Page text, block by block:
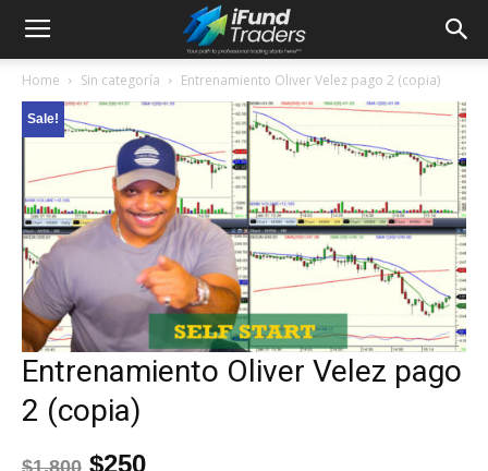
Home Sin categoría Entrenamiento Oliver Velez pago 2 (copia)
Sale!
Entrenamiento Oliver Velez pago
2 (copia)
$1,800 $250